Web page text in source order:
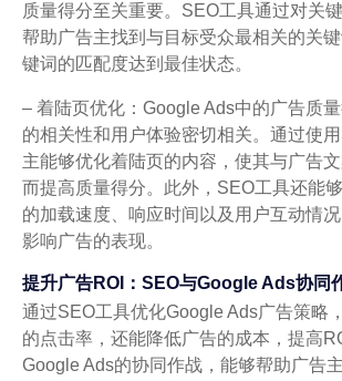
质量得分至关重要。SEO工具通过对关
帮助广告主找到与目标受众最相关的关
键词的匹配度达到最佳状态。
– 着陆页优化：Google Ads中的广告质
的相关性和用户体验密切相关。通过使用
主能够优化着陆页的内容，使其与广告
而提高质量得分。此外，SEO工具还能
的加载速度、响应时间以及用户互动情
影响广告的表现。
提升广告ROI：SEO与Google Ads协同
通过SEO工具优化Google Ads广告策略
的点击率，还能降低广告的成本，提高
Google Ads的协同作战，能够帮助广告